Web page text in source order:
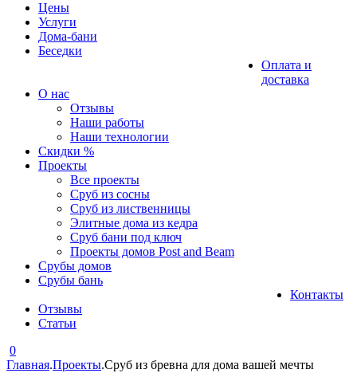
Цены
Услуги
Дома-бани
Беседки
Оплата и
доставка
О нас
Отзывы
Наши работы
Наши технологии
Скидки %
Проекты
Все проекты
Сруб из сосны
Сруб из лиственницы
Элитные дома из кедра
Сруб бани под ключ
Проекты домов Post and Beam
Срубы домов
Срубы бань
Контакты
Отзывы
Статьи
0
Главная.Проекты.Сруб из бревна для дома вашей мечты